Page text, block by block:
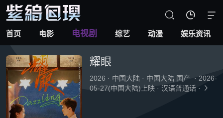
首页 电影 电视剧 综艺 动漫 娱乐资讯
  
耀眼
2026 · 中国大陆 · 中国大陆 国产 · 2026-
05-27(中国大陆)上映 · 汉语普通话 · 